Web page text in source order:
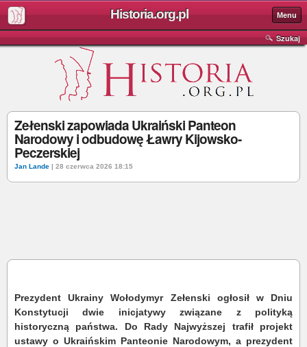
Historia.org.pl Menu
Szukaj
Zełenski zapowiada Ukraiński Panteon
Narodowy i odbudowę Ławry Kijowsko-
Peczerskiej
Jan Lande | 28 czerwca 2026 18:15
Prezydent Ukrainy Wołodymyr Zełenski ogłosił w Dniu
Konstytucji dwie inicjatywy związane z polityką
historyczną państwa. Do Rady Najwyższej trafił projekt
ustawy o Ukraińskim Panteonie Narodowym, a prezydent